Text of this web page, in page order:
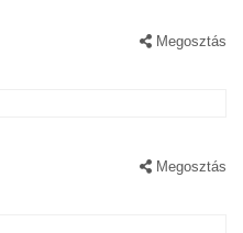
Megosztás
Megosztás